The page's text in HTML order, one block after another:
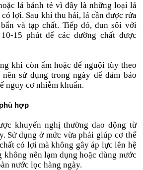
lá bánh tẻ vì đây là những loại lá
lợi. Sau khi thu hái, lá cần được rửa
và tạp chất. Tiếp đó, đun sôi với
15 phút để các dưỡng chất được
khi còn ấm hoặc để nguội tùy theo
sử dụng trong ngày để đảm bảo
nguy cơ nhiễm khuẩn.
hợp
khuyến nghị thường dao động từ
Sử dụng ở mức vừa phải giúp cơ thể
có lợi mà không gây áp lực lên hệ
không nên lạm dụng hoặc dùng nước
nước lọc hàng ngày.